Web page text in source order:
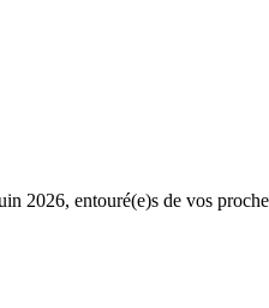
2026, entouré(e)s de vos